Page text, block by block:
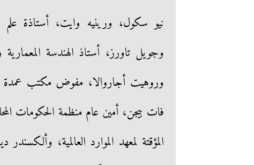
نيو سكول، ورينيه وايت، أستاذة علم
وجويل تاورز، أستاذ الهندسة المعمارية
وروهيت أجاروالا، مفوض مكتب عمدة
فات بيجن، أمين عام منظمة الحكومات
المؤقتة لمعهد الموارد العالمية،